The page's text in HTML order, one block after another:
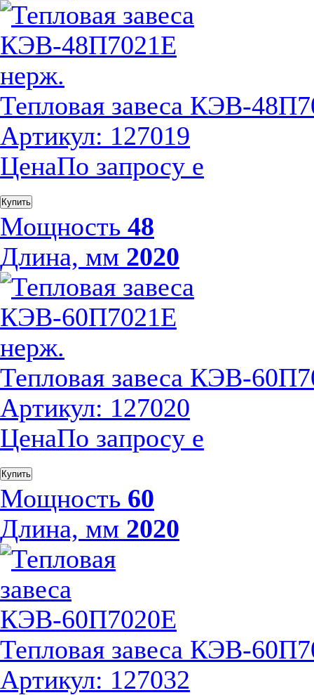
Тепловая завеса КЭВ-
Артикул: 127019
ЦенаПо запросу е
Купить
Мощность 48
Длина, мм 2020
Тепловая завеса КЭВ-
Артикул: 127020
ЦенаПо запросу е
Купить
Мощность 60
Длина, мм 2020
Тепловая завеса КЭВ-
Артикул: 127032